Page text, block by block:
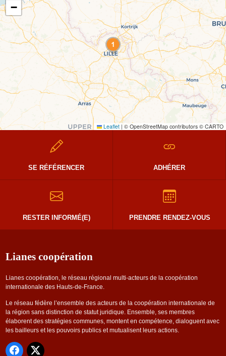
−
Leaflet | © OpenStreetMap contributors © CARTO
SE RÉFÉRENCER ADHÉRER
RESTER INFORMÉ(E) PRENDRE RENDEZ-VOUS
Lianes coopération
Lianes coopération, le réseau régional multi-acteurs de la coopération
internationale des Hauts-de-France.
Le réseau fédère l’ensemble des acteurs de la coopération internationale de
la région sans distinction de statut juridique. Ensemble, ses membres
élaborent des stratégies communes, montent en compétence, dialoguent avec
les bailleurs et les pouvoirs publics et mutualisent leurs actions.